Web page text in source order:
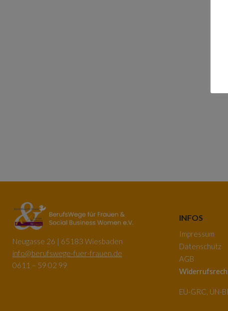
Neugasse 26 | 65183 Wiesbaden
info@berufswege-fuer-frauen.de
0611 – 59 02 99
INFOS
Impressum
Datenschutz
AGB
EU-GRC, UN-